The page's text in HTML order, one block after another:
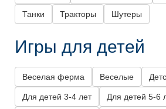
Танки Тракторы Шутеры
Игры для детей
Веселая ферма Веселые
Для детей 3-4 лет Для детей 5-6